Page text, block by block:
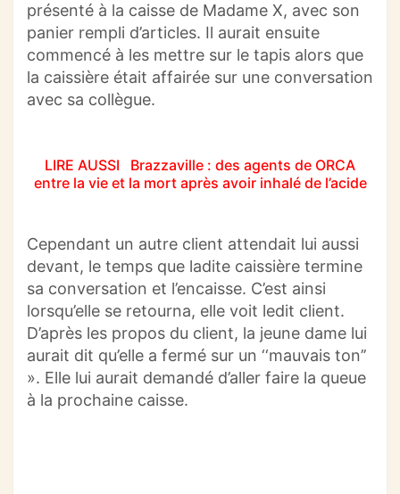
présenté à la caisse de Madame X, avec son
panier rempli d’articles. Il aurait ensuite
commencé à les mettre sur le tapis alors que
la caissière était affairée sur une conversation
avec sa collègue.
LIRE AUSSI
Brazzaville : des agents de ORCA
entre la vie et la mort après avoir inhalé de l’acide
Cependant un autre client attendait lui aussi
devant, le temps que ladite caissière termine
sa conversation et l’encaisse. C’est ainsi
lorsqu’elle se retourna, elle voit ledit client.
D’après les propos du client, la jeune dame lui
aurait dit qu’elle a fermé sur un ‘‘mauvais ton’’
». Elle lui aurait demandé d’aller faire la queue
à la prochaine caisse.